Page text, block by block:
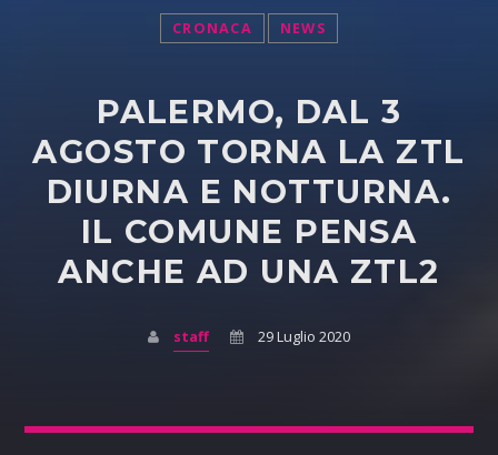
CRONACA NEWS
PALERMO, DAL 3
AGOSTO TORNA LA ZTL
DIURNA E NOTTURNA.
IL COMUNE PENSA
ANCHE AD UNA ZTL2
staff 29 Luglio 2020